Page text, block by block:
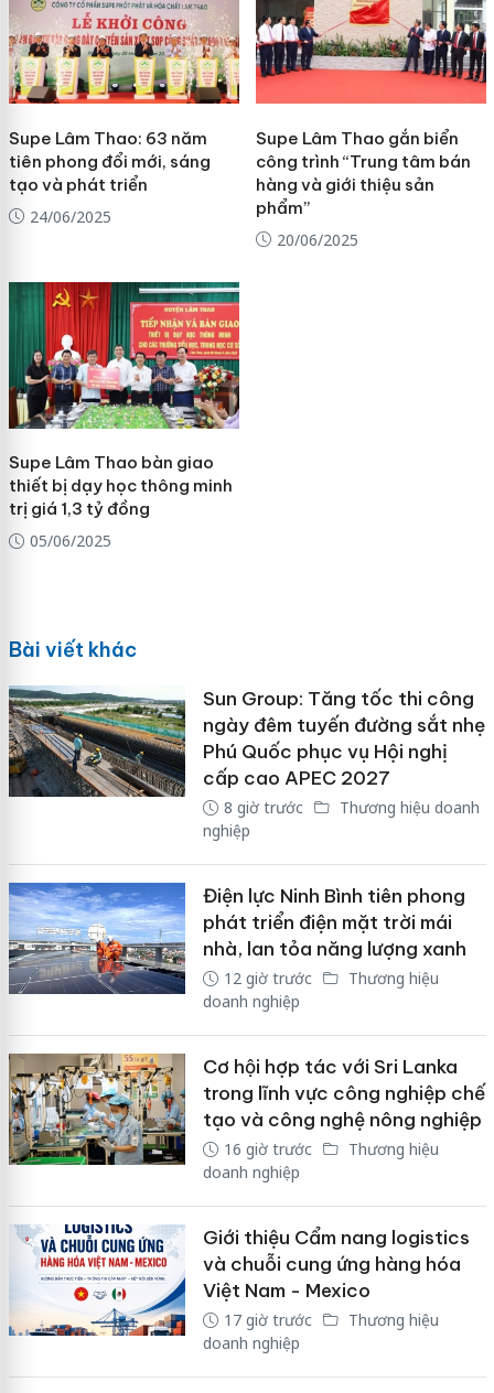
Supe Lâm Thao: 63 năm
tiên phong đổi mới, sáng
tạo và phát triển
24/06/2025
Supe Lâm Thao gắn biển
công trình “Trung tâm bán
hàng và giới thiệu sản
phẩm”
20/06/2025
Supe Lâm Thao bàn giao
thiết bị dạy học thông minh
trị giá 1,3 tỷ đồng
05/06/2025
Bài viết khác
Sun Group: Tăng tốc thi công
ngày đêm tuyến đường sắt nhẹ
Phú Quốc phục vụ Hội nghị
cấp cao APEC 2027
8 giờ trước
Thương hiệu doanh
nghiệp
Điện lực Ninh Bình tiên phong
phát triển điện mặt trời mái
nhà, lan tỏa năng lượng xanh
12 giờ trước
Thương hiệu
doanh nghiệp
Cơ hội hợp tác với Sri Lanka
trong lĩnh vực công nghiệp chế
tạo và công nghệ nông nghiệp
16 giờ trước
Thương hiệu
doanh nghiệp
Giới thiệu Cẩm nang logistics
và chuỗi cung ứng hàng hóa
Việt Nam - Mexico
17 giờ trước
Thương hiệu
doanh nghiệp